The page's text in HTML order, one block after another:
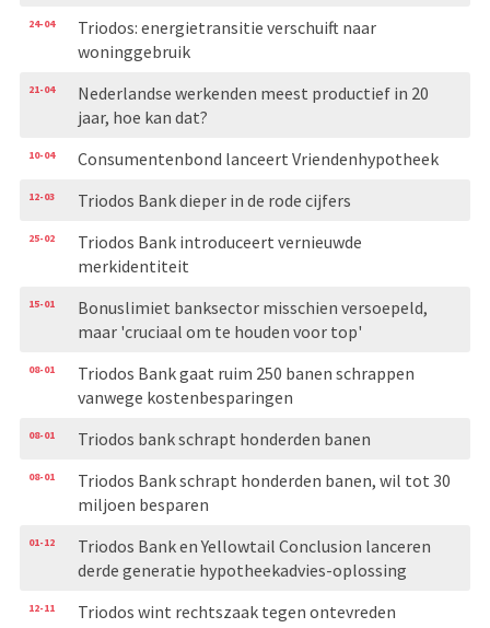
24-04
Triodos: energietransitie verschuift naar
woninggebruik
21-04
Nederlandse werkenden meest productief in 20
jaar, hoe kan dat?
10-04 Consumentenbond lanceert Vriendenhypotheek
12-03 Triodos Bank dieper in de rode cijfers
25-02
Triodos Bank introduceert vernieuwde
merkidentiteit
15-01
Bonuslimiet banksector misschien versoepeld,
maar 'cruciaal om te houden voor top'
08-01
Triodos Bank gaat ruim 250 banen schrappen
vanwege kostenbesparingen
08-01 Triodos bank schrapt honderden banen
08-01
Triodos Bank schrapt honderden banen, wil tot 30
miljoen besparen
01-12
Triodos Bank en Yellowtail Conclusion lanceren
derde generatie hypotheekadvies-oplossing
12-11
Triodos wint rechtszaak tegen ontevreden